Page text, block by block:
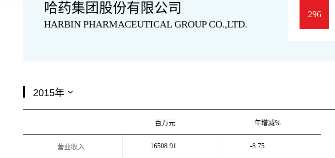
哈药集团股份有限公司
HARBIN PHARMACEUTICAL GROUP CO.,LTD.
296
百万元 年增减%
营业收入 16508.91 -8.75